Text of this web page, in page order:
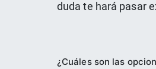
duda te hará pasar
¿Cuáles son las